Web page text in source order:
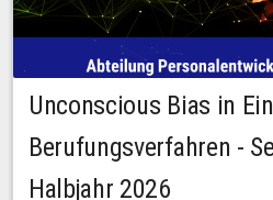
Unconscious Bias in
Berufungsverfahren -
Halbjahr 2026